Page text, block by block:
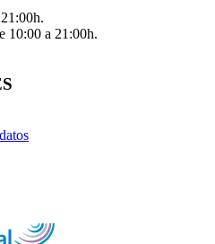
10:00 a 21:00h.